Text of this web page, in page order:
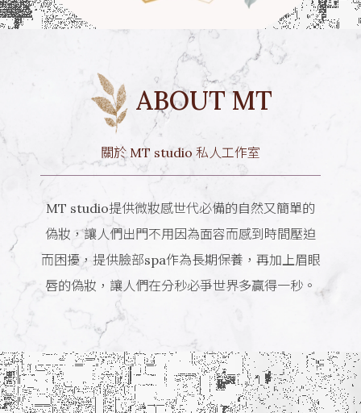
ABOUT MT
關於 MT studio 私人工作室
MT studio提供微妝感世代必備的自然又簡單的
偽妝，讓人們出門不用因為面容而感到時間壓迫
而困擾，提供臉部spa作為長期保養，再加上眉眼
唇的偽妝，讓人們在分秒必爭世界多贏得一秒。